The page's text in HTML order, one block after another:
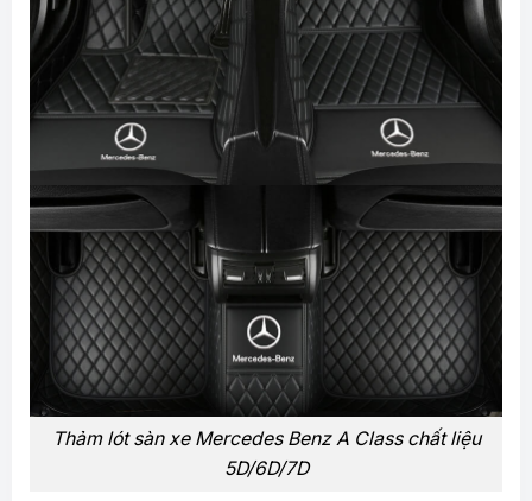
Thảm lót sàn xe Mercedes Benz A Class chất liệu
5D/6D/7D